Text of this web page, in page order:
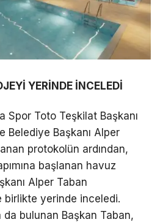
YERİNDE İNCELEDİ
Spor Toto Teşkilat Başkanı
Belediye Başkanı Alper
protokolün ardından,
başlanan havuz
Alper Taban
birlikte yerinde inceledi.
da bulunan Başkan Taban,